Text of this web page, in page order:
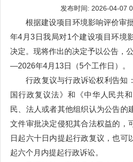
发布时间: 2026-04-07
根据建设项目环境影响评价审
年4月3日我局对1个建设项目环境
决定。现将作出的决定予以公告，
—2026年4月13日（5个工作日）。
行政复议与行政诉讼权利告知
国行政复议法》和《中华人民共
民、法人或者其他组织认为公告的
文件审批决定侵犯其合法权益的，
日起六十日内提起行政复议，也可
起六个月内提起行政诉讼。